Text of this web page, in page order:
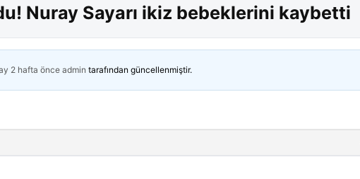
Nuray Sayarı ikiz bebeklerini kaybetti
2 hafta önceadmin tarafından güncellenmiştir.